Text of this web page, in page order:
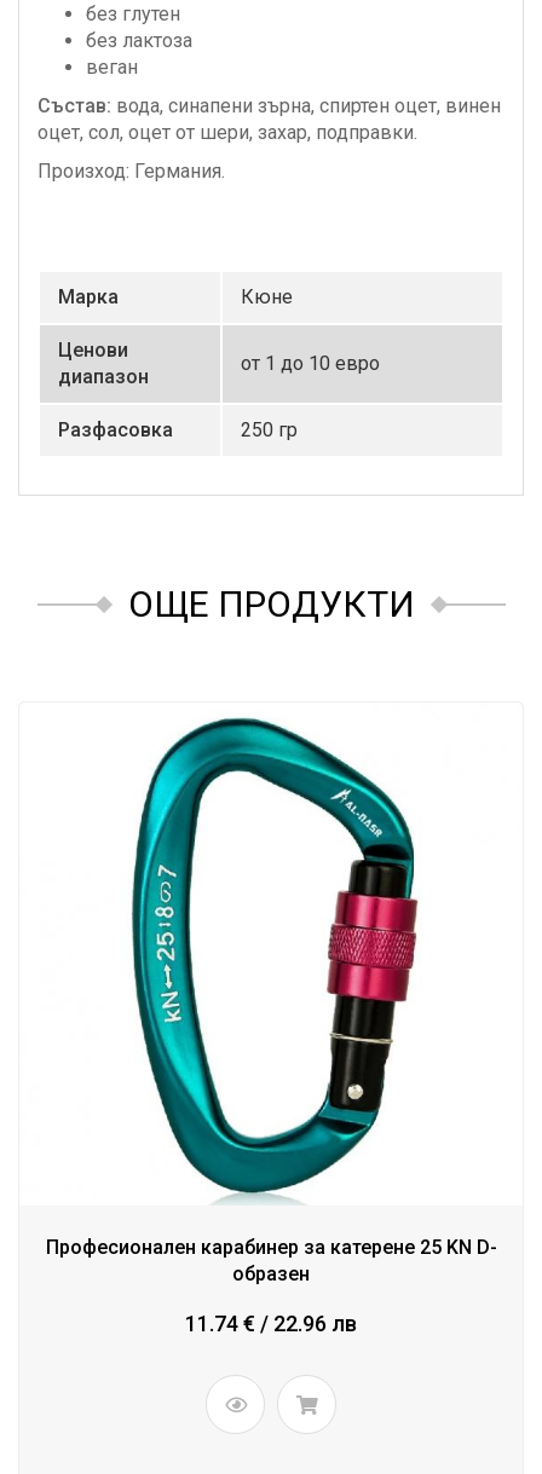
без глутен
без лактоза
веган
Състав: вода, синапени зърна, спиртен оцет, винен
оцет, сол, оцет от шери, захар, подправки.
Произход: Германия.
Маркa Кюне
Ценови
диапазон
от 1 до 10 евро
Разфасовка 250 гр
ОЩЕ ПРОДУКТИ
Професионален карабинер за катерене 25 KN D-
образен
11.74 € / 22.96 лв